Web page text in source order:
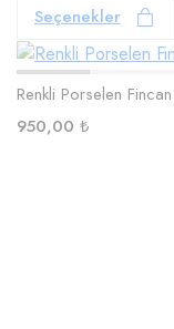
Seçenekler
Renkli Porselen
950,00 ₺